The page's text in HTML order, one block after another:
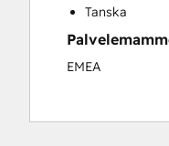
Tanska
EMEA